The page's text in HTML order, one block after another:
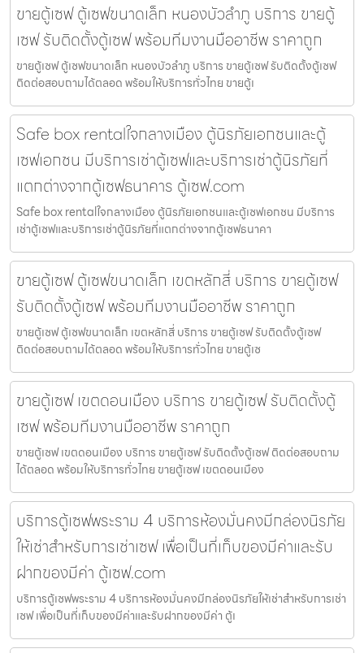
ขายตู้เซฟ ตู้เซฟขนาดเล็ก หนองบัวลำภู บริการ ขายตู้
เซฟ รับติดตั้งตู้เซฟ พร้อมทีมงานมืออาชีพ ราคาถูก
ขายตู้เซฟ ตู้เซฟขนาดเล็ก หนองบัวลำภู บริการ ขายตู้เซฟ รับติดตั้งตู้เซฟ
ติดต่อสอบถามได้ตลอด พร้อมให้บริการทั่วไทย ขายตู้เ
Safe box rentalใจกลางเมือง ตู้นิรภัยเอกชนและตู้
เซฟเอกชน มีบริการเช่าตู้เซฟและบริการเช่าตู้นิรภัยที่
แตกต่างจากตู้เซฟธนาคาร ตู้เซฟ.com
Safe box rentalใจกลางเมือง ตู้นิรภัยเอกชนและตู้เซฟเอกชน มีบริการ
เช่าตู้เซฟและบริการเช่าตู้นิรภัยที่แตกต่างจากตู้เซฟธนาคา
ขายตู้เซฟ ตู้เซฟขนาดเล็ก เขตหลักสี่ บริการ ขายตู้เซฟ
รับติดตั้งตู้เซฟ พร้อมทีมงานมืออาชีพ ราคาถูก
ขายตู้เซฟ ตู้เซฟขนาดเล็ก เขตหลักสี่ บริการ ขายตู้เซฟ รับติดตั้งตู้เซฟ
ติดต่อสอบถามได้ตลอด พร้อมให้บริการทั่วไทย ขายตู้เซ
ขายตู้เซฟ เขตดอนเมือง บริการ ขายตู้เซฟ รับติดตั้งตู้
เซฟ พร้อมทีมงานมืออาชีพ ราคาถูก
ขายตู้เซฟ เขตดอนเมือง บริการ ขายตู้เซฟ รับติดตั้งตู้เซฟ ติดต่อสอบถาม
ได้ตลอด พร้อมให้บริการทั่วไทย ขายตู้เซฟ เขตดอนเมือง
บริการตู้เซฟพระราม 4 บริการห้องมั่นคงมีกล่องนิรภัย
ให้เช่าสำหรับการเช่าเซฟ เพื่อเป็นที่เก็บของมีค่าและรับ
ฝากของมีค่า ตู้เซฟ.com
บริการตู้เซฟพระราม 4 บริการห้องมั่นคงมีกล่องนิรภัยให้เช่าสำหรับการเช่า
เซฟ เพื่อเป็นที่เก็บของมีค่าและรับฝากของมีค่า ตู้เ